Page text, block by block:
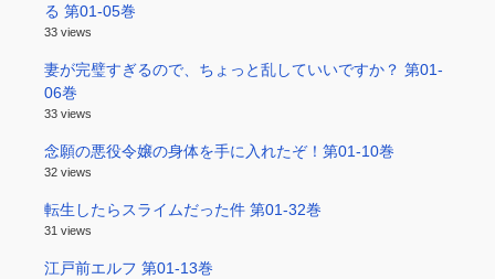
る 第01-05巻
33 views
妻が完璧すぎるので、ちょっと乱していいですか？ 第01-
06巻
33 views
念願の悪役令嬢の身体を手に入れたぞ！第01-10巻
32 views
転生したらスライムだった件 第01-32巻
31 views
江戸前エルフ 第01-13巻